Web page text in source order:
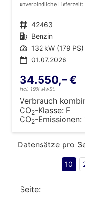
unverbindliche Lieferzeit:
Fahrzeugnr. 42463
Kraftstoff Benzin
Leistung 132 kW (179 PS)
01.07.2026
34.550,– €
incl. 19% MwSt.
Verbrauch
CO2-Klasse: F
CO2-Emissionen:
Datensätze pro
10
Seite: